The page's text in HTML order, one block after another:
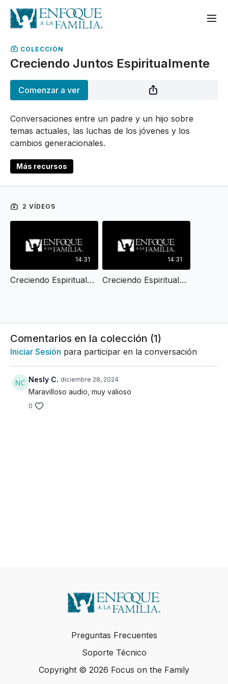
COLECCIÓN
Creciendo Juntos Espiritualmente
Comenzar a ver
Conversaciones entre un padre y un hijo sobre
temas actuales, las luchas de los jóvenes y los
cambios generacionales.
Más recursos
2 VÍDEOS
14:31
Creciendo Espiritualmente en el Matrimonio I
14:31
Creciendo Espiritualmente en el Matrimonio II
Comentarios en la colección (1)
Iniciar Sesión para participar en la conversación
Nesly C. diciembre 28, 2024
Maravilloso audio, muy valioso
0
Preguntas Frecuentes
Soporte Técnico
Copyright © 2026 Focus on the Family